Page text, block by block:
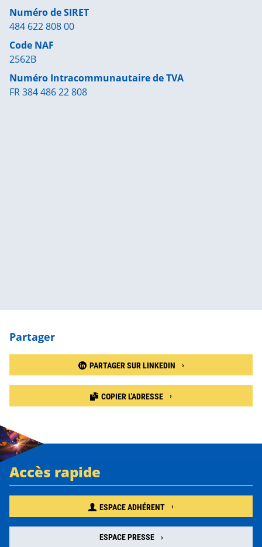
Numéro de SIRET
484 622 808 00
Code NAF
2562B
Numéro Intracommunautaire de TVA
FR 384 486 22 808
Partager
PARTAGER SUR LINKEDIN
COPIER L'ADRESSE
Accès rapide
ESPACE ADHÉRENT
ESPACE PRESSE